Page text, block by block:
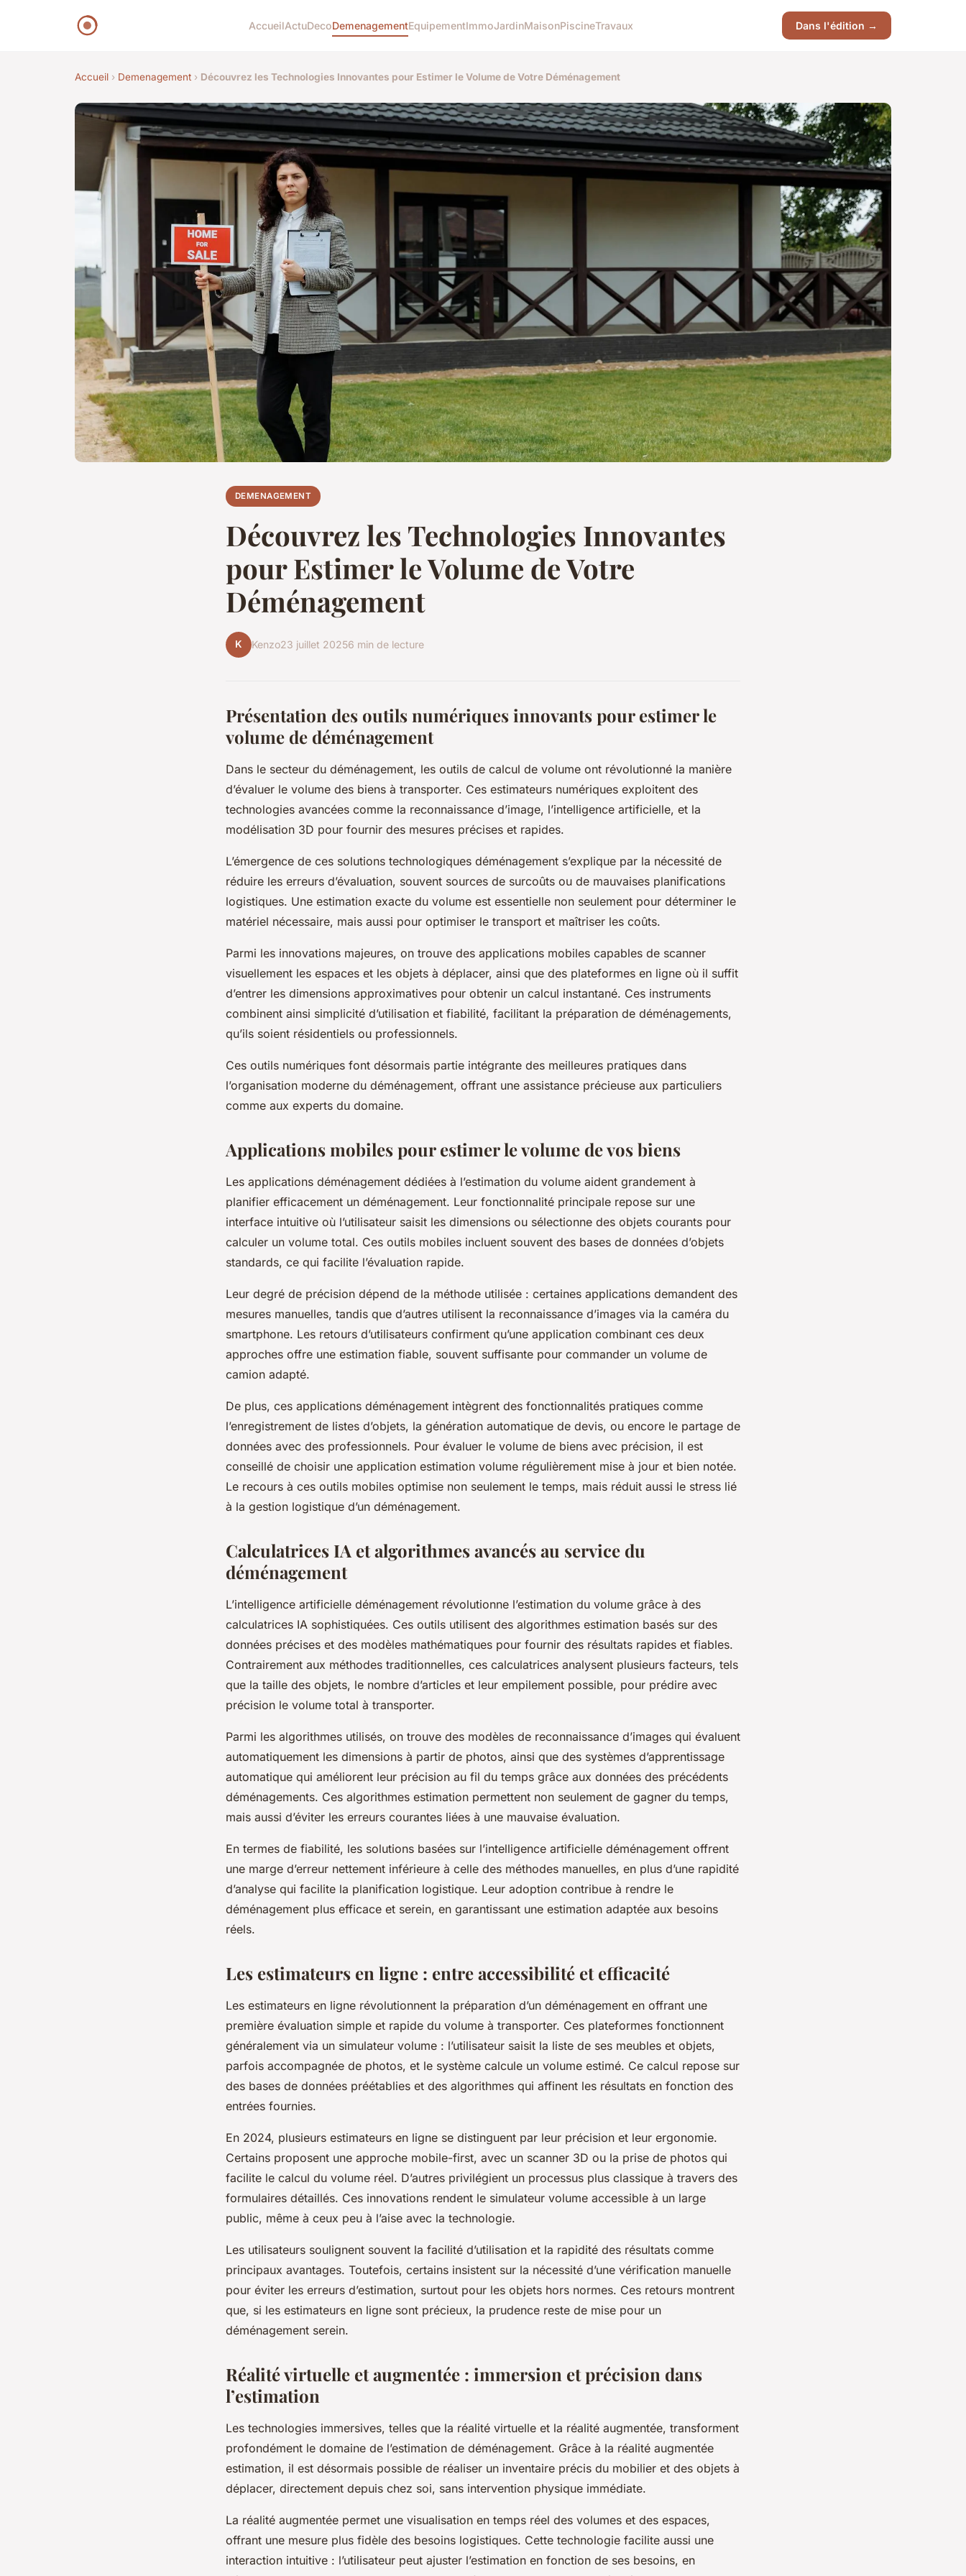
AccueilActuDecoDemenagementEquipementImmoJardinMaisonPiscineTravaux Dans l'édition →
Accueil › Demenagement › Découvrez les Technologies Innovantes pour Estimer le Volume de Votre Déménagement
DEMENAGEMENT
Découvrez les Technologies Innovantes
pour Estimer le Volume de Votre
Déménagement
K Kenzo23 juillet 20256 min de lecture
Présentation des outils numériques innovants pour estimer le
volume de déménagement
Dans le secteur du déménagement, les outils de calcul de volume ont révolutionné la manière
d’évaluer le volume des biens à transporter. Ces estimateurs numériques exploitent des
technologies avancées comme la reconnaissance d’image, l’intelligence artificielle, et la
modélisation 3D pour fournir des mesures précises et rapides.
L’émergence de ces solutions technologiques déménagement s’explique par la nécessité de
réduire les erreurs d’évaluation, souvent sources de surcoûts ou de mauvaises planifications
logistiques. Une estimation exacte du volume est essentielle non seulement pour déterminer le
matériel nécessaire, mais aussi pour optimiser le transport et maîtriser les coûts.
Parmi les innovations majeures, on trouve des applications mobiles capables de scanner
visuellement les espaces et les objets à déplacer, ainsi que des plateformes en ligne où il suffit
d’entrer les dimensions approximatives pour obtenir un calcul instantané. Ces instruments
combinent ainsi simplicité d’utilisation et fiabilité, facilitant la préparation de déménagements,
qu’ils soient résidentiels ou professionnels.
Ces outils numériques font désormais partie intégrante des meilleures pratiques dans
l’organisation moderne du déménagement, offrant une assistance précieuse aux particuliers
comme aux experts du domaine.
Applications mobiles pour estimer le volume de vos biens
Les applications déménagement dédiées à l’estimation du volume aident grandement à
planifier efficacement un déménagement. Leur fonctionnalité principale repose sur une
interface intuitive où l’utilisateur saisit les dimensions ou sélectionne des objets courants pour
calculer un volume total. Ces outils mobiles incluent souvent des bases de données d’objets
standards, ce qui facilite l’évaluation rapide.
Leur degré de précision dépend de la méthode utilisée : certaines applications demandent des
mesures manuelles, tandis que d’autres utilisent la reconnaissance d’images via la caméra du
smartphone. Les retours d’utilisateurs confirment qu’une application combinant ces deux
approches offre une estimation fiable, souvent suffisante pour commander un volume de
camion adapté.
De plus, ces applications déménagement intègrent des fonctionnalités pratiques comme
l’enregistrement de listes d’objets, la génération automatique de devis, ou encore le partage de
données avec des professionnels. Pour évaluer le volume de biens avec précision, il est
conseillé de choisir une application estimation volume régulièrement mise à jour et bien notée.
Le recours à ces outils mobiles optimise non seulement le temps, mais réduit aussi le stress lié
à la gestion logistique d’un déménagement.
Calculatrices IA et algorithmes avancés au service du
déménagement
L’intelligence artificielle déménagement révolutionne l’estimation du volume grâce à des
calculatrices IA sophistiquées. Ces outils utilisent des algorithmes estimation basés sur des
données précises et des modèles mathématiques pour fournir des résultats rapides et fiables.
Contrairement aux méthodes traditionnelles, ces calculatrices analysent plusieurs facteurs, tels
que la taille des objets, le nombre d’articles et leur empilement possible, pour prédire avec
précision le volume total à transporter.
Parmi les algorithmes utilisés, on trouve des modèles de reconnaissance d’images qui évaluent
automatiquement les dimensions à partir de photos, ainsi que des systèmes d’apprentissage
automatique qui améliorent leur précision au fil du temps grâce aux données des précédents
déménagements. Ces algorithmes estimation permettent non seulement de gagner du temps,
mais aussi d’éviter les erreurs courantes liées à une mauvaise évaluation.
En termes de fiabilité, les solutions basées sur l’intelligence artificielle déménagement offrent
une marge d’erreur nettement inférieure à celle des méthodes manuelles, en plus d’une rapidité
d’analyse qui facilite la planification logistique. Leur adoption contribue à rendre le
déménagement plus efficace et serein, en garantissant une estimation adaptée aux besoins
réels.
Les estimateurs en ligne : entre accessibilité et efficacité
Les estimateurs en ligne révolutionnent la préparation d’un déménagement en offrant une
première évaluation simple et rapide du volume à transporter. Ces plateformes fonctionnent
généralement via un simulateur volume : l’utilisateur saisit la liste de ses meubles et objets,
parfois accompagnée de photos, et le système calcule un volume estimé. Ce calcul repose sur
des bases de données préétablies et des algorithmes qui affinent les résultats en fonction des
entrées fournies.
En 2024, plusieurs estimateurs en ligne se distinguent par leur précision et leur ergonomie.
Certains proposent une approche mobile-first, avec un scanner 3D ou la prise de photos qui
facilite le calcul du volume réel. D’autres privilégient un processus plus classique à travers des
formulaires détaillés. Ces innovations rendent le simulateur volume accessible à un large
public, même à ceux peu à l’aise avec la technologie.
Les utilisateurs soulignent souvent la facilité d’utilisation et la rapidité des résultats comme
principaux avantages. Toutefois, certains insistent sur la nécessité d’une vérification manuelle
pour éviter les erreurs d’estimation, surtout pour les objets hors normes. Ces retours montrent
que, si les estimateurs en ligne sont précieux, la prudence reste de mise pour un
déménagement serein.
Réalité virtuelle et augmentée : immersion et précision dans
l’estimation
Les technologies immersives, telles que la réalité virtuelle et la réalité augmentée, transforment
profondément le domaine de l’estimation de déménagement. Grâce à la réalité augmentée
estimation, il est désormais possible de réaliser un inventaire précis du mobilier et des objets à
déplacer, directement depuis chez soi, sans intervention physique immédiate.
La réalité augmentée permet une visualisation en temps réel des volumes et des espaces,
offrant une mesure plus fidèle des besoins logistiques. Cette technologie facilite aussi une
interaction intuitive : l’utilisateur peut ajuster l’estimation en fonction de ses besoins, en